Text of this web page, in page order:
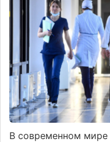
В современном